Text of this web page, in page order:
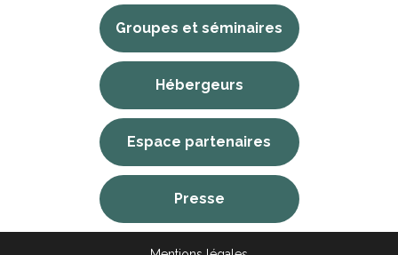
Groupes et séminaires
Hébergeurs
Espace partenaires
Presse